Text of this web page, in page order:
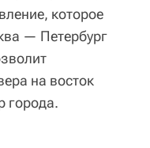
которое
— Петербург
на восток
города.